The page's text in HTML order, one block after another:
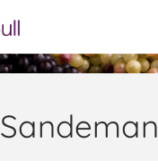
Sandeman